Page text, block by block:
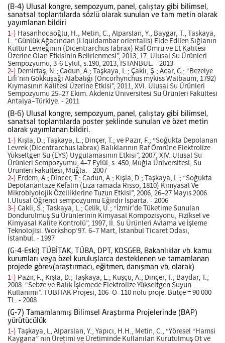
(B-4) Ulusal kongre, sempozyum, panel, çalıştay gibi bilimsel,
sanatsal toplantılarda sözlü olarak sunulan ve tam metin olarak
yayımlanan bildiri
1-) Hasanhocaoğlu, H., Metin, C., Alparslan, Y., Baygar, T., Taskaya,
L. “Günlük Ağacından (Liquidambar orientalis) Elde Edilen Sığlanın
Kültür Levreğinin (Dicentrarchus labrax) Raf Ömrü ve Et Kalitesi
Üzerine Olan Etkisinin Belirlenmesi”, 2013, 17. Ulusal Su Ürünleri
Sempozyumu, 3-6 Eylül, s.190, 2013, İSTANBUL. - 2013
2-) Demirtaş, N.; Cadun, A.; Taşkaya, L.; Çaklı, Ş.; Acar, C.; “Bezelye
Lifi’nin Gökkuşağı Alabalığı (Oncorhynchus mykiss Walbaum, 1792)
Kıymasının Kalitesi Üzerine Etkisi”, 2011, XVI. Ulusal Su Ürünleri
Sempozyumu 25–27 Ekim. Akdeniz Üniversitesi Su Ürünleri Fakültesi
Antalya–Türkiye. - 2011
(B-6) Ulusal kongre, sempozyum, panel, çalıştay gibi bilimsel,
sanatsal toplantılarda poster şeklinde sunulan ve özet metin
olarak yayımlanan bildiri.
1-) Kışla, D.; Taşkaya, L.; Dinçer, T.; ve Pazır, F.; “Soğukta Depolanan
Levrek (Dicentrarchus labrax) Balıklarının Raf Ömrüne Elektrolize
Yükseltgen Su (EYS) Uygulamasının Etkisi”, 2007, XIV. Ulusal Su
Ürünleri Sempozyumu, 4–7 Eylül, s. 450, Muğla Üniversitesi, Su
Ürünleri Fakültesi, Muğla. - 2007
2-) Erdem, A.; Dincer, T.; Cadun, A.; Kışla, D.; Taşkaya, L.; “Soğukta
Depolanantaze Kefalin (Liza ramada Risso, 1810) Kimyasal Ve
Mikrobiyolojik Özelliklerine Tuzun Etkisi”, 2006, 26–27 Mayıs 2006
I.Ulusal Öğrenci sempozyumu Eğirdir İsparta. - 2006
3-) Cakli, S.; Taskaya, L.; Celik, U.; “İzmir’de Tüketime Sunulan
Dondurulmuş Su Ürünlerinin Kimyasal Kompozisyonu, Fiziksel ve
Kimyasal Kalite Kontrolü”, 1997, II. Su Ürünleri Avlama ve İşleme
Teknolojisi. Workshop’97. 6–7 Mart, İstanbul Ticaret Odası,
İstanbul. - 1997
(G-4-Eski) TÜBİTAK, TÜBA, DPT, KOSGEB, Bakanlıklar vb. kamu
kurumları veya özel kuruluşlarca desteklenen ve tamamlanan
projede görev(araştırmacı, eğitmen, danışman vb, olarak)
1-) Pazır, F.; Kışla, D.; Taşkaya, L.; Kuşçu, A.; Dinçer, T.; Baydar, T.;
2008. “Sebze ve Balık İşlemede Elektrolize Yükseltgen Suyun
Kullanımı”. TÜBİTAK Projesi, 106–O–110 nolu proje. Bütçe = 90 000
TL. - 2008
(G-7) Tamamlanmış Bilimsel Araştırma Projelerinde (BAP)
yürütücülük
1-) Taşkaya, L, Alparslan, Y., Yapıcı, H.H., Metin, C., “Yöresel “Hamsi
Kaygana” nın Üretimi ve Üretiminde Kullanılan Kurutulmuş Ot ve